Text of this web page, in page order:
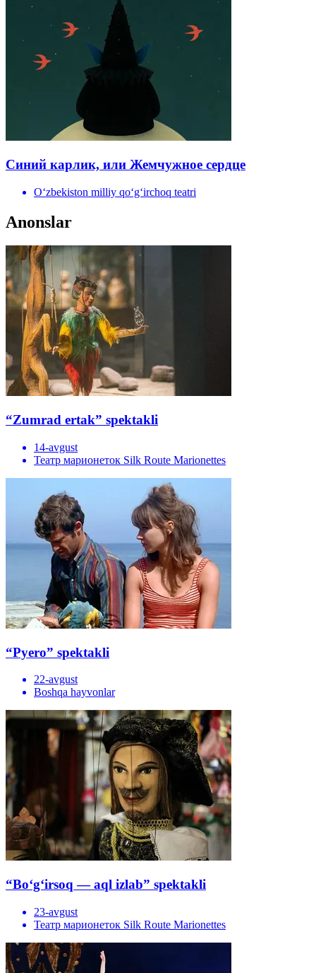
Синий карлик, или Жемчужное сердце
Oʻzbekiston milliy qoʻgʻirchoq teatri
Anonslar
“Zumrad ertak” spektakli
14-avgust
Театр марионеток Silk Route Marionettes
“Pyero” spektakli
22-avgust
Boshqa hayvonlar
“Bo‘g‘irsoq — aql izlab” spektakli
23-avgust
Театр марионеток Silk Route Marionettes